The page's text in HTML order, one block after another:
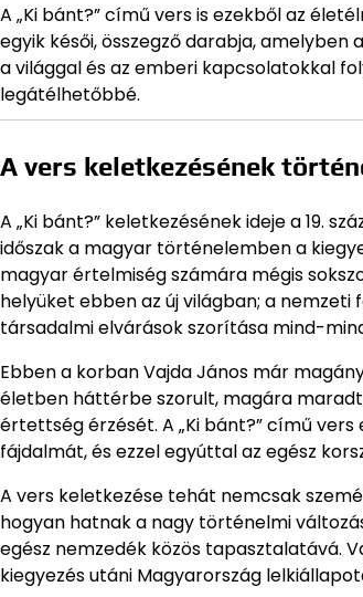
A „Ki bánt?” című vers is ezekből az
egyik késői, összegző darabja,
a világgal és az emberi kapcsolatokkal
legátélhetőbbé.
A vers keletkezésének
A „Ki bánt?” keletkezésének ideje a 19.
időszak a magyar történelemben a
magyar értelmiség számára mégis
helyüket ebben az új világban; a
társadalmi elvárások szorítása mind-
Ebben a korban Vajda János már
életben háttérbe szorult, magára
értettség érzését. A „Ki bánt?” című
fájdalmát, és ezzel egyúttal az egész
A vers keletkezése tehát nemcsak
hogyan hatnak a nagy történelmi
egész nemzedék közös tapasztalatává.
kiegyezés utáni Magyarország